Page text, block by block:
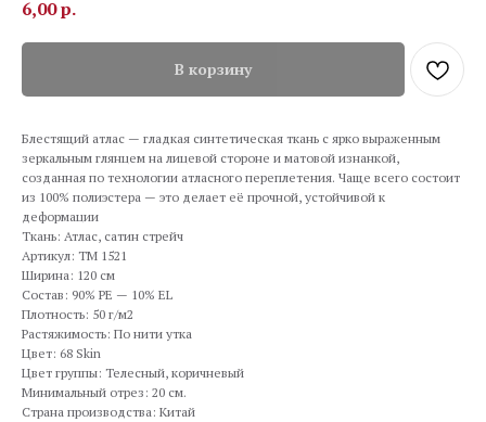
6,00р.
В корзину
Блестящий атлас — гладкая синтетическая ткань с ярко выраженным
зеркальным глянцем на лицевой стороне и матовой изнанкой,
созданная по технологии атласного переплетения. Чаще всего состоит
из 100% полиэстера — это делает её прочной, устойчивой к
деформации
Ткань: Атлас, сатин стрейч
Артикул: TM 1521
Ширина: 120 см
Состав: 90% PE — 10% EL
Плотность: 50 г/м2
Растяжимость: По нити утка
Цвет: 68 Skin
Цвет группы: Телесный, коричневый
Минимальный отрез: 20 см.
Страна производства: Китай